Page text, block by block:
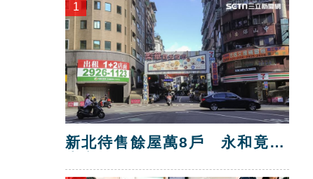
1
新北待售餘屋萬8戶 永和竟只